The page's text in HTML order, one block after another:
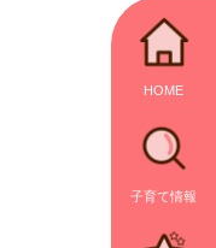
HOME
子育て情報